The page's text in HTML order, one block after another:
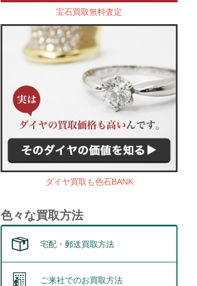
宝石買取無料査定
ダイヤ買取も色石BANK
色々な買取方法
宅配・郵送買取方法
ご来社でのお買取方法